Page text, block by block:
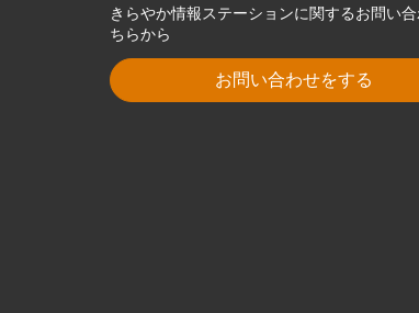
きらやか情報ステーションに関するお問い
ちらから
お問い合わせをする